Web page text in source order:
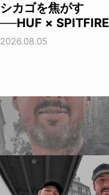
シカゴを焦がす
──HUF × SPITFIRE
2026.08.05